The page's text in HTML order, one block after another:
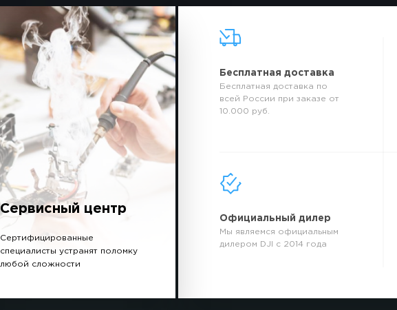
Сервисный центр
Сертифицированные
специалисты устранят поломку
любой сложности
Бесплатная доставка
Бесплатная доставка по
всей России при заказе от
10.000 руб.
Официальный дилер
Мы являемся официальным
дилером DJI с 2014 года